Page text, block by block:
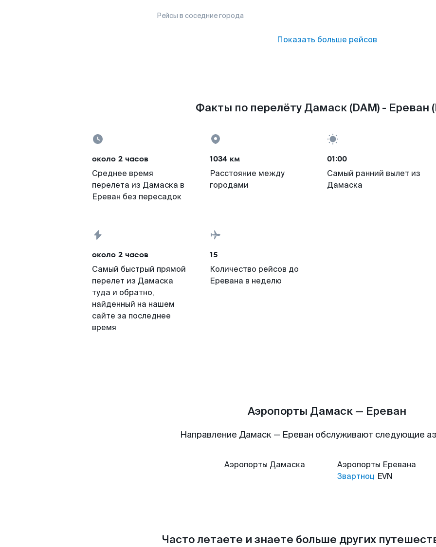
Рейсы в соседние города
Показать больше рейсов
Факты по перелёту Дамаск (DAM) - Ереван
около 2 часов
Среднее время
перелета из Дамаска в
Ереван без пересадок
1034 км
Расстояние между
городами
01:00
Самый ранний вылет из
Дамаска
около 2 часов
Самый быстрый прямой
перелет из Дамаска
туда и обратно,
найденный на нашем
сайте за последнее
время
15
Количество рейсов до
Еревана в неделю
Аэропорты Дамаск — Ереван
Направление Дамаск — Ереван обслуживают следующие
Аэропорты Дамаска Аэропорты Еревана
Звартноц EVN
Часто летаете и знаете больше других